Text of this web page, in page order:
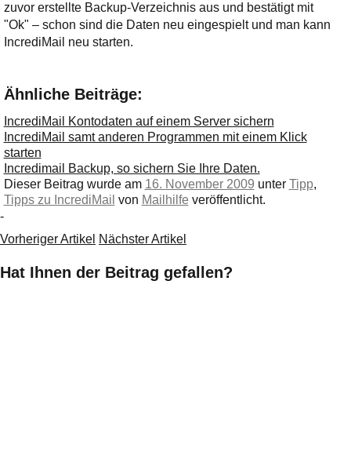
zuvor erstellte Backup-Verzeichnis aus und bestätigt mit
"Ok" – schon sind die Daten neu eingespielt und man kann
IncrediMail neu starten.
Ähnliche Beiträge:
IncrediMail Kontodaten auf einem Server sichern
IncrediMail samt anderen Programmen mit einem Klick
starten
Incredimail Backup, so sichern Sie Ihre Daten.
Dieser Beitrag wurde am 16. November 2009 unter Tipp,
Tipps zu IncrediMail von Mailhilfe veröffentlicht.
-
Vorheriger Artikel Nächster Artikel
Hat Ihnen der Beitrag gefallen?